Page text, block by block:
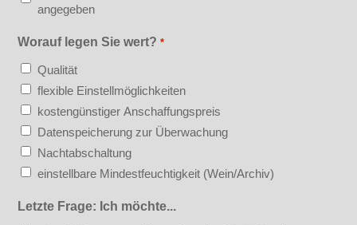
angegeben
Worauf legen Sie wert? *
Qualität
flexible Einstellmöglichkeiten
kostengünstiger Anschaffungspreis
Datenspeicherung zur Überwachung
Nachtabschaltung
einstellbare Mindestfeuchtigkeit (Wein/Archiv)
Letzte Frage: Ich möchte...